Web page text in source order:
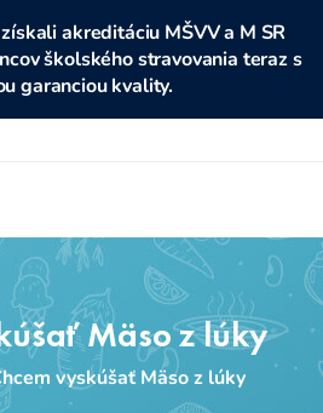
akreditáciu MŠVV a M SR
školského stravovania teraz s
garanciou kvality.
Mäso z lúky
vyskúšať Mäso z lúky